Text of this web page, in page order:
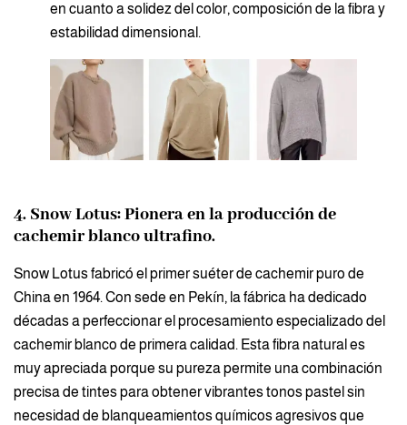
en cuanto a solidez del color, composición de la fibra y
estabilidad dimensional.
4. Snow Lotus: Pionera en la producción de
cachemir blanco ultrafino.
Snow Lotus fabricó el primer suéter de cachemir puro de
China en 1964. Con sede en Pekín, la fábrica ha dedicado
décadas a perfeccionar el procesamiento especializado del
cachemir blanco de primera calidad. Esta fibra natural es
muy apreciada porque su pureza permite una combinación
precisa de tintes para obtener vibrantes tonos pastel sin
necesidad de blanqueamientos químicos agresivos que